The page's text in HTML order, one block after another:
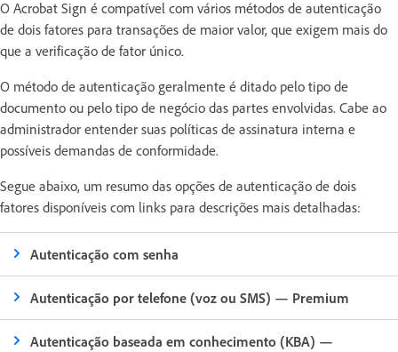
O Acrobat Sign é compatível com vários métodos de autenticação
de dois fatores para transações de maior valor, que exigem mais do
que a verificação de fator único.
O método de autenticação geralmente é ditado pelo tipo de
documento ou pelo tipo de negócio das partes envolvidas. Cabe ao
administrador entender suas políticas de assinatura interna e
possíveis demandas de conformidade.
Segue abaixo, um resumo das opções de autenticação de dois
fatores disponíveis com links para descrições mais detalhadas:
Autenticação com senha
Autenticação por telefone (voz ou SMS) — Premium
Autenticação baseada em conhecimento (KBA) —